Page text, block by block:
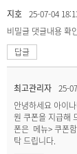
지호 25-07-04
비밀글 댓글내용 확
답글
최고관리자 25-
안녕하세요 아이
원 쿠폰을 지급해
폰은 메뉴> 쿠폰
탁 드립니다.